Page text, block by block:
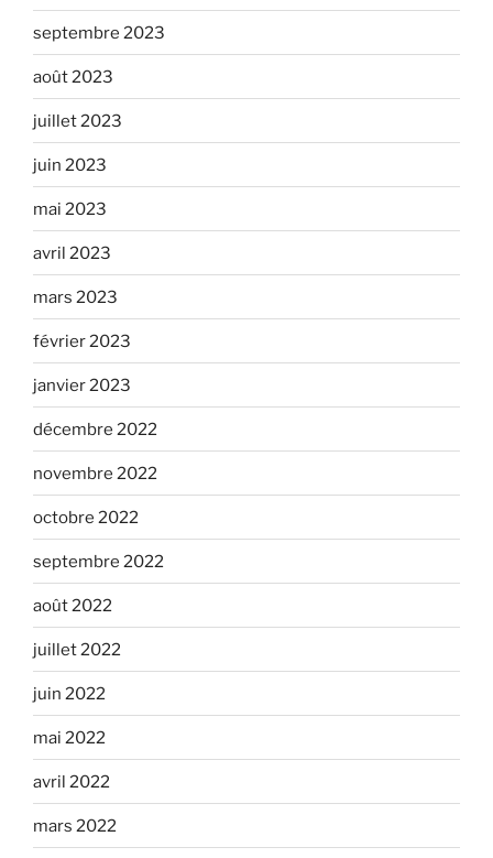
septembre 2023
août 2023
juillet 2023
juin 2023
mai 2023
avril 2023
mars 2023
février 2023
janvier 2023
décembre 2022
novembre 2022
octobre 2022
septembre 2022
août 2022
juillet 2022
juin 2022
mai 2022
avril 2022
mars 2022